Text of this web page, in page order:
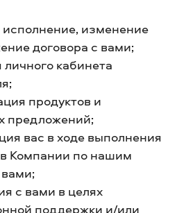
изменение
договора с вами;
кабинета
продуктов и
предложений;
вас в ходе выполнения
Компании по нашим
с вами в целях
поддержки и/или